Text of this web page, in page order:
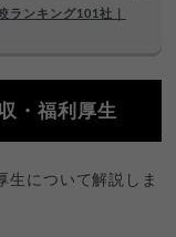
ランキング101社｜
・福利厚生
生について解説しま